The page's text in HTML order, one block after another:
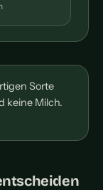
Sorte
keine Milch.